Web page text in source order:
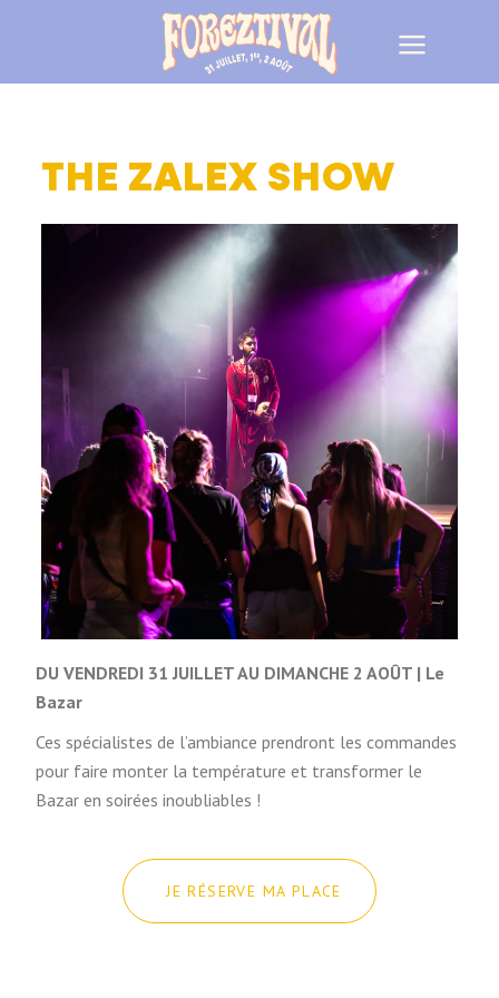
THE ZALEX SHOW
DU VENDREDI 31 JUILLET AU DIMANCHE 2 AOÛT | Le
Bazar
Ces spécialistes de l’ambiance prendront les commandes
pour faire monter la température et transformer le
Bazar en soirées inoubliables !
JE RÉSERVE MA PLACE